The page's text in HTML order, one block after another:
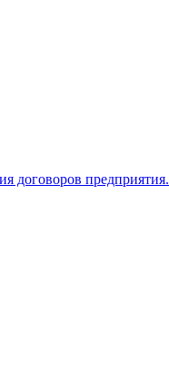
договоров предприятия.